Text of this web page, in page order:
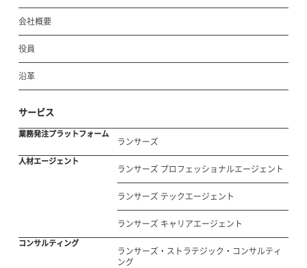
会社概要
役員
沿革
サービス
業務発注プラットフォーム
ランサーズ
人材エージェント
ランサーズ プロフェッショナルエージェント
ランサーズ テックエージェント
ランサーズ キャリアエージェント
コンサルティング
ランサーズ・ストラテジック・コンサルティ
ング